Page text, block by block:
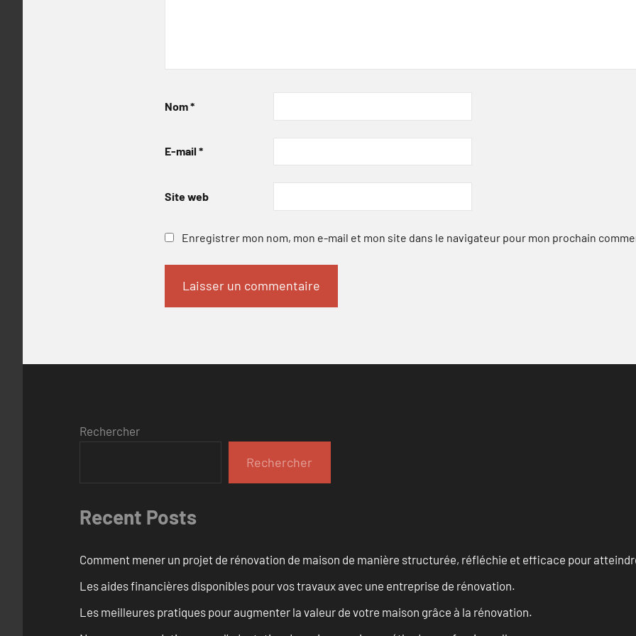
Nom*
E-mail *
Site web
Enregistrer mon nom, mon e-mail et mon site dans le navigateur pour mon prochain
Rechercher
Rechercher
Recent Posts
Comment mener un projet de rénovation de maison de manière structurée, réfléchie et efficace pour
Les aides financières disponibles pour vos travaux avec une entreprise de rénovation.
Les meilleures pratiques pour augmenter la valeur de votre maison grâce à la rénovation.